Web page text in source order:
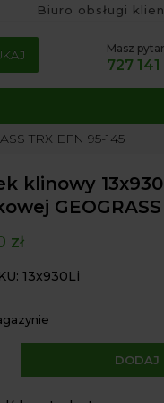
Biuro obsługi
Masz
727 141
TRX EFN 95-145
klinowy
zł
13x930Li
DODAJ